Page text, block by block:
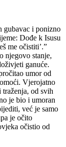
gubavac i ponizno
Dođe k Isusu
me očistiti’.”
njegovo stanje,
ganuće.
umor od
Vjerojatno
od svih
je bio i umoran
već je samo
je očito
očistio od